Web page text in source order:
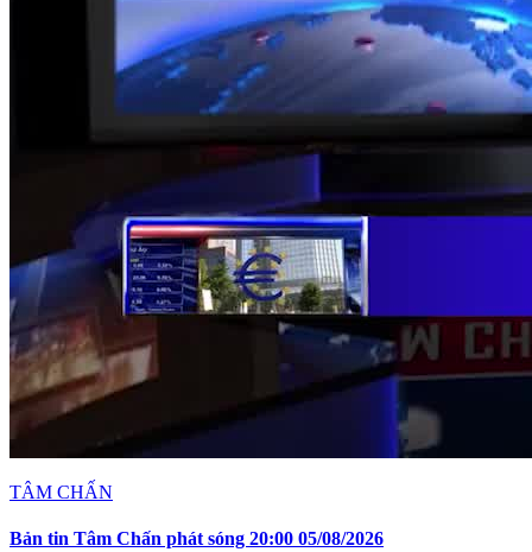
TÂM CHẤN
Bản tin Tâm Chấn phát sóng 20:00 05/08/2026